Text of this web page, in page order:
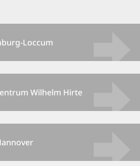
Loccum
Wilhelm Hirte